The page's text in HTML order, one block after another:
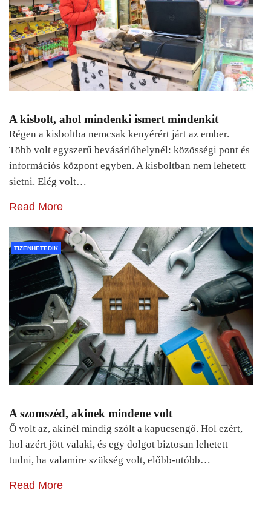
A kisbolt, ahol mindenki ismert mindenkit
Régen a kisboltba nemcsak kenyérért járt az ember.
Több volt egyszerű bevásárlóhelynél: közösségi pont és
információs központ egyben. A kisboltban nem lehetett
sietni. Elég volt…
Read More
TIZENHETEDIK
A szomszéd, akinek mindene volt
Ő volt az, akinél mindig szólt a kapucsengő. Hol ezért,
hol azért jött valaki, és egy dolgot biztosan lehetett
tudni, ha valamire szükség volt, előbb-utóbb…
Read More